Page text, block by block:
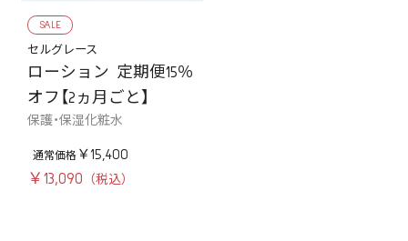
SALE
セルグレース
ローション 定期便15％
オフ【2ヵ月ごと】
保護・保湿化粧水
￥15,400
￥13,090